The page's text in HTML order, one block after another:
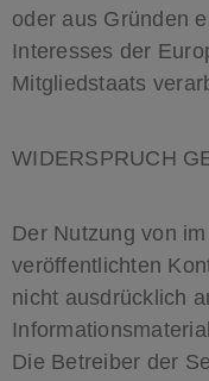
oder aus Gründen
Interesses der
Mitgliedstaats
WIDERSPRUCH
Der Nutzung von
veröffentlichten
nicht ausdrücklich
Die Betreiber der